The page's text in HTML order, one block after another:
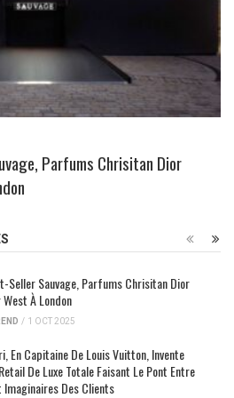
Parfums Chrisitan Dior
Seller Sauvage, Parfums Chrisitan Dior
À London
/ 1 OCT 2025
En Capitaine De Louis Vuitton, Invente
De Luxe Totale Faisant Le Pont Entre
Imaginaires Des Clients